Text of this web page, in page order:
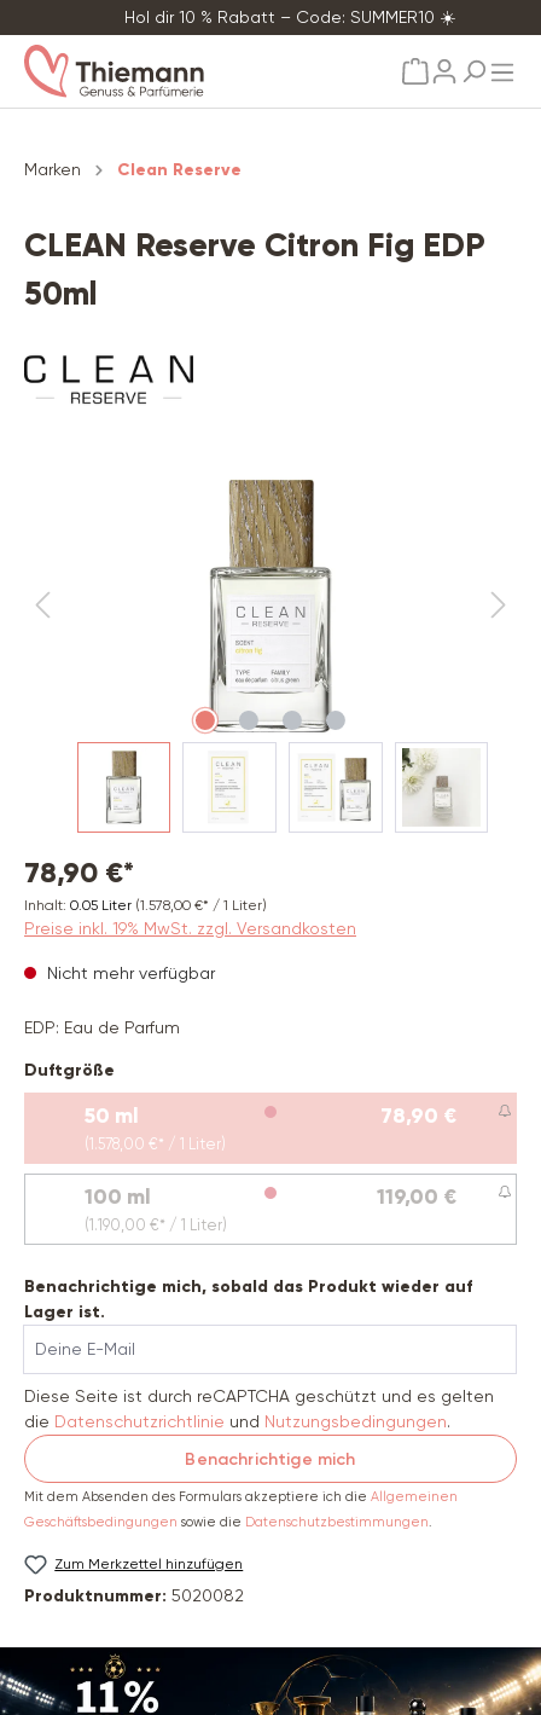
Hol dir 10 % Rabatt – Code: SUMMER10 ☀️
Marken Clean Reserve
CLEAN Reserve Citron Fig EDP
50ml
Bildergalerie überspringen
78,90 €*
Inhalt: 0.05 Liter (1.578,00 €* / 1 Liter)
Preise inkl. 19% MwSt. zzgl. Versandkosten
Nicht mehr verfügbar
EDP: Eau de Parfum
Duftgröße
50 ml
(1.578,00 €* / 1 Liter)
78,90 €
(Diese Option ist zurzeit nicht verfügbar.)
100 ml
(1.190,00 €* / 1 Liter)
119,00 €
(Diese Option ist zurzeit nicht verfügbar.)
Benachrichtige mich, sobald das Produkt wieder auf
Lager ist.
Diese Seite ist durch reCAPTCHA geschützt und es gelten
die Datenschutzrichtlinie und Nutzungsbedingungen.
Benachrichtige mich
Mit dem Absenden des Formulars akzeptiere ich die Allgemeinen
Geschäftsbedingungen sowie die Datenschutzbestimmungen.
Zum Merkzettel hinzufügen
Produktnummer: 5020082